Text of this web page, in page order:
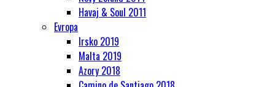
Havaj & Soul 2011
Evropa
Irsko 2019
Malta 2019
Azory 2018